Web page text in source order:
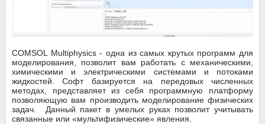
COMSOL Multiphysics - одна из самых крутых программ для
моделирования, позволит вам работать с механическими,
химическими и электрическими системами и потоками
жидкостей. Софт базируется на передовых численных
методах, представляет из себя программную платформу
позволяющую вам производить моделирование физических
задач. Данный пакет в умелых руках позволит учитывать
связанные или «мультифизические» явления.